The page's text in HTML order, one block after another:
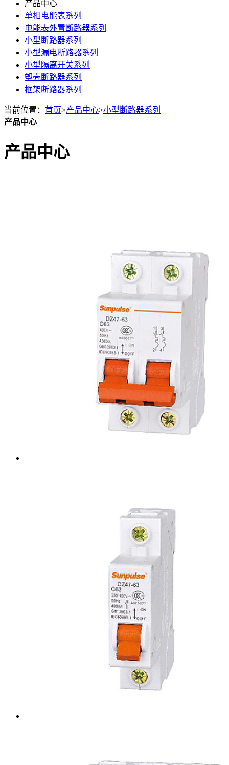
产品中心
单相电能表系列
电能表外置断路器系列
小型断路器系列
小型漏电断路器系列
小型隔离开关系列
塑壳断路器系列
框架断路器系列
当前位置： 首页>产品中心>小型断路器系列
产品中心
产品中心